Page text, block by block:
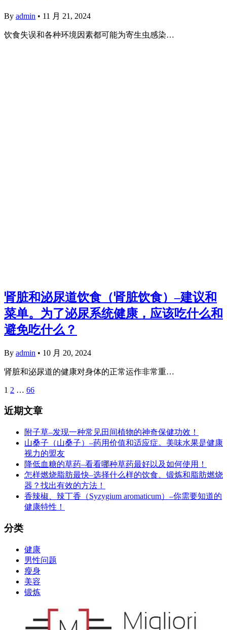
By admin • 11 月 21, 2024
饮食失误和各种环境因素都可能为寄生虫感染…
肾脏和泌尿道饮食（肾脏饮食）–建议和
菜单。为了泌尿系统健康，应该吃什么和
避免吃什么？
By admin • 10 月 20, 2024
肾脏和泌尿道的健康对身体的正常运作非常重…
1 2 … 66
近期文章
附子草–发现一种常见田间植物的神奇保健功效！
山桑子（山桑子）–药用价值和适应症。美味水果是健康
视力的盟友
降低血糖的草药–看看哪种草药最好以及如何使用！
怎样燃烧脂肪最快–选择什么样的饮食、锻炼和脂肪燃烧
器？找出有效的方法！
香辣椒、辣丁香（Syzygium aromaticum）–你需要知道的
健康特性！
分类
健康
男性问题
瘦身
美容
锻炼